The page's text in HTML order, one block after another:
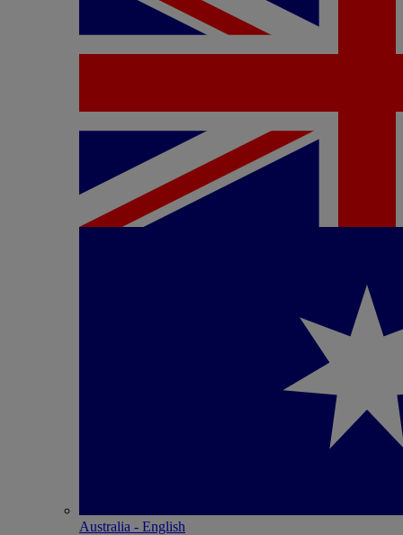
Australia - English